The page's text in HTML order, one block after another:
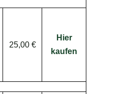
25,00 €
Hier
kaufen